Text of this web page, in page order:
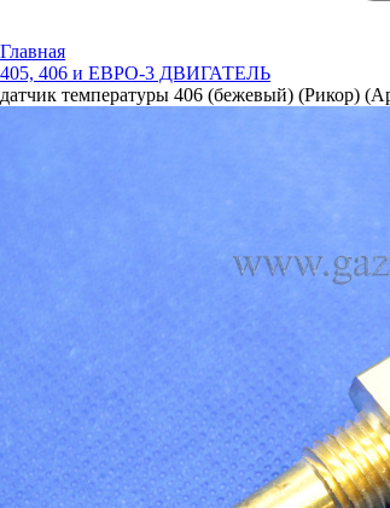
Главная
405, 406 и ЕВРО-3 ДВИГАТЕЛЬ
датчик температуры 406 (бежевый) (Рикор)